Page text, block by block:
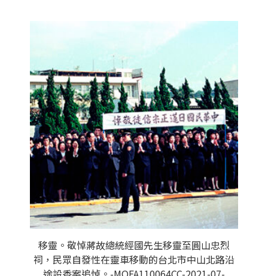
移靈。敬悼蔣故總統經國先生移靈至圓山忠烈
祠，民眾自發性在靈車移動的台北市中山北路沿